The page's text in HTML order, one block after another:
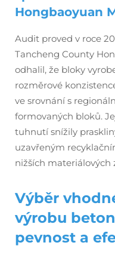
Hongbaoyuan
Audit proved v roce
Tancheng County
odhalil, že bloky
rozměrové
ve srovnání s
formovaných bloků.
tuhnutí snížily
uzavřeným
nižších materiálových
Výběr
výrobu
pevnost a